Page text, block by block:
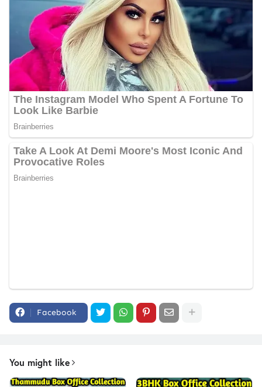
Facebook
You might like